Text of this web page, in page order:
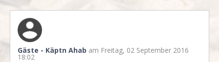
Gäste - Käptn Ahab am Freitag, 02 September 2016
18:02